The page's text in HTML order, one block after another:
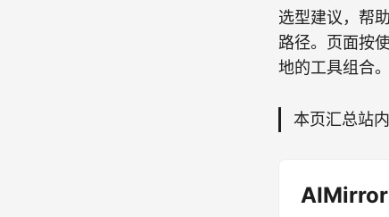
选型建议，帮
路径。页面按
地的工具组合
本页汇总站
AIMirror